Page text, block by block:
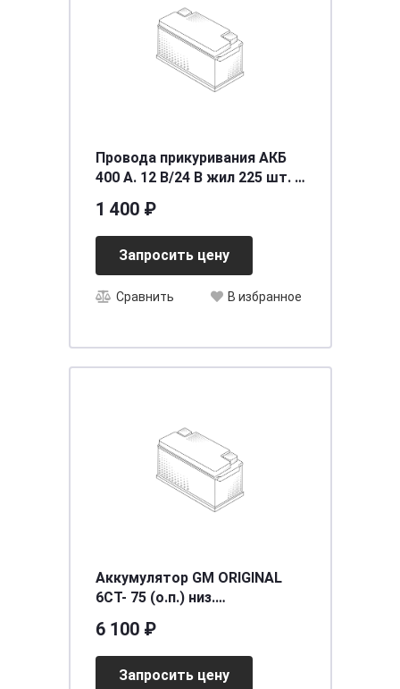
Провода прикуривания АКБ
400 А. 12 В/24 В жил 225 шт. D
сумка AIRLINE S
1 400 ₽
Запросить цену
Сравнить В избранное
Аккумулятор GM ORIGINAL
6СТ- 75 (о.п.) низ.
6 100 ₽
Запросить цену